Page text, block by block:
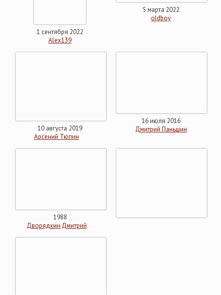
1 сентября 2022
Alex139
5 марта 2022
oldboy
10 августа 2019
Арсений Тюпин
16 июля 2016
Дмитрий Паньшин
1988
Дворядкин Дмитрий